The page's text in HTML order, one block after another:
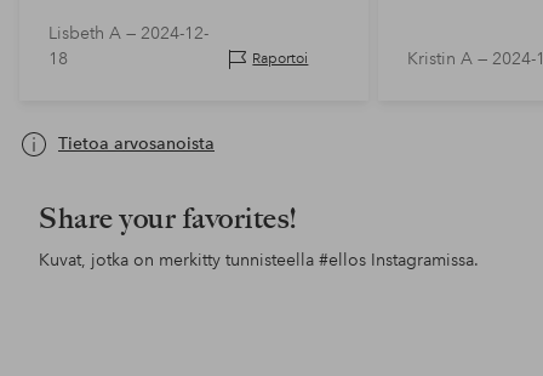
Lisbeth A — 2024-12-
18
Raportoi Kristin A — 2024-
Tietoa arvosanoista
Share your favorites!
Kuvat, jotka on merkitty tunnisteella #ellos Instagramissa.